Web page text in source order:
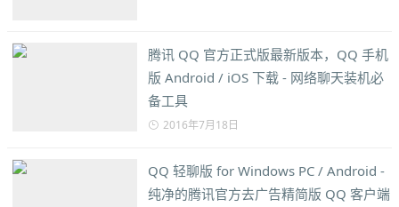
腾讯 QQ 官方正式版最新版本，QQ 手机
版 Android / iOS 下载 - 网络聊天装机必
备工具
2016年7月18日
QQ 轻聊版 for Windows PC / Android -
纯净的腾讯官方去广告精简版 QQ 客户端